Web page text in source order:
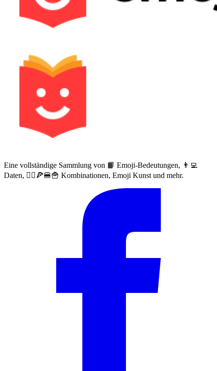
Eine vollständige Sammlung von 📙 Emoji-Bedeutungen, 👨‍💻
Daten, 🙅‍♀️🍕🍔🍟 Kombinationen, Emoji Kunst und mehr.